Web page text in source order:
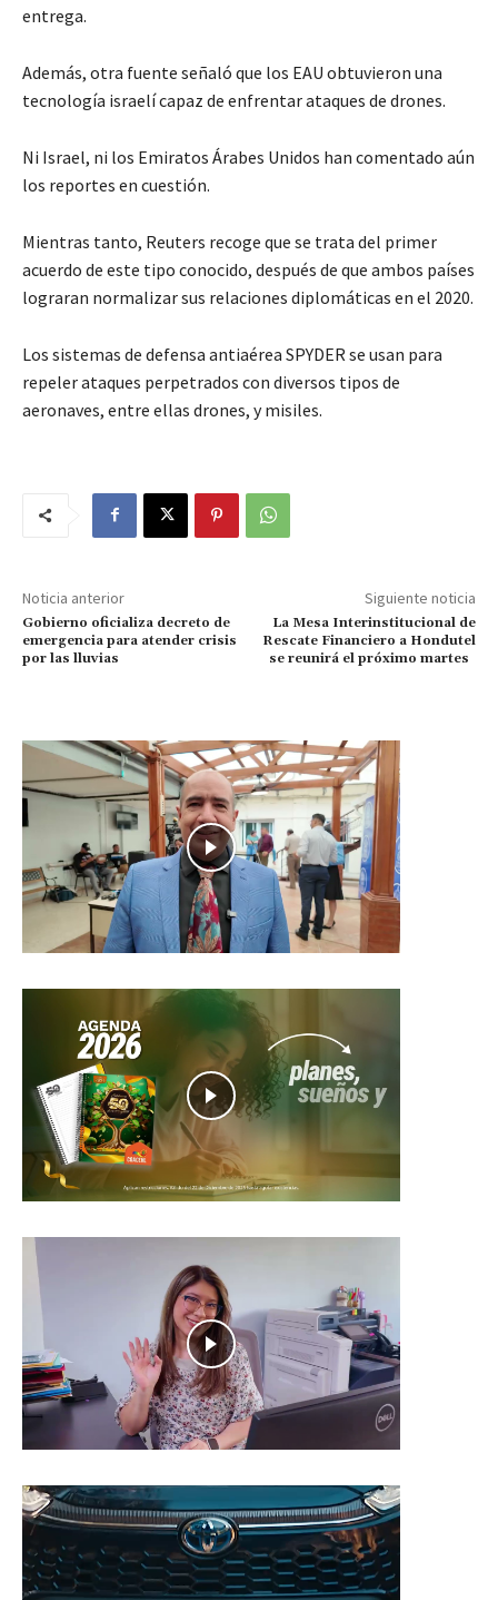
entrega.
Además, otra fuente señaló que los EAU obtuvieron una
tecnología israelí capaz de enfrentar ataques de drones.
Ni Israel, ni los Emiratos Árabes Unidos han comentado aún
los reportes en cuestión.
Mientras tanto, Reuters recoge que se trata del primer
acuerdo de este tipo conocido, después de que ambos países
lograran normalizar sus relaciones diplomáticas en el 2020.
Los sistemas de defensa antiaérea SPYDER se usan para
repeler ataques perpetrados con diversos tipos de
aeronaves, entre ellas drones, y misiles.
Noticia anterior
Gobierno oficializa decreto de
emergencia para atender crisis
por las lluvias
Siguiente noticia
La Mesa Interinstitucional de
Rescate Financiero a Hondutel
se reunirá el próximo martes